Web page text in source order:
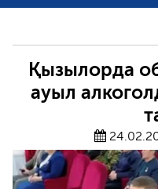
Қызылорда
ауыл